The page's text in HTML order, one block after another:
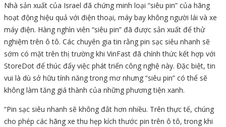
Nhà sản xuất của Israel đã chứng minh loại “siêu pin” của hãng
hoạt động hiệu quả với điện thoại, máy bay không người lái và xe
máy điện. Hàng nghìn viên “siêu pin” đã được sản xuất để thử
nghiệm trên ô tô. Các chuyên gia tin rằng pin sạc siêu nhanh sẽ
sớm có mặt trên thị trường khi VinFast đã chính thức kết hợp với
StoreDot để thúc đẩy việc phát triển công nghệ này. Đặc biệt, tin
vui là dù sở hữu tính năng trong mơ nhưng “siêu pin” có thể sẽ
không làm tăng giá thành của những phương tiện xanh.
“Pin sạc siêu nhanh sẽ không đắt hơn nhiều. Trên thực tế, chúng
cho phép các hãng xe thu hẹp kích thước pin trên ô tô, trong khi